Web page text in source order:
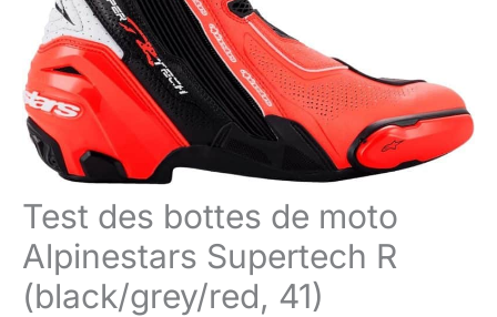
Test des bottes de moto
Alpinestars Supertech R
(black/grey/red, 41)